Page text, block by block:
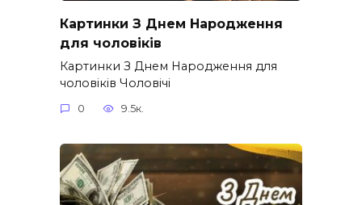
Картинки З Днем Народження
для чоловіків​
Картинки З Днем Народження для
чоловіків​ Чоловічі
0 9.5к.